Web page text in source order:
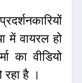
में वायरल हो
का वीडियो
है ।